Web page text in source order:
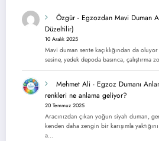
Özgür - Egzozdan Mavi Duman
Düzeltilir)
10 Aralık 2025
Mavi duman sente kaçıklığından da
sesine, yedek depoda basınca, çalıştırma
Mehmet Ali - Egzoz Dumanı
renkleri ne anlama geliyor?
20 Temmuz 2025
Aracınızdan çıkan yoğun siyah duman,
kenden daha zengin bir karışımla
a…